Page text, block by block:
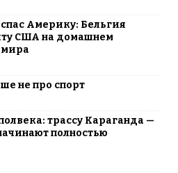
Америку: Бельгия
США на домашнем
мира
не про спорт
трассу Караганда —
полностью